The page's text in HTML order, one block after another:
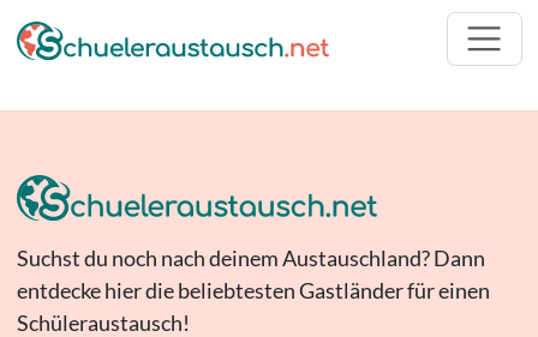
Suchst du noch nach deinem Austauschland? Dann
entdecke hier die beliebtesten Gastländer für einen
Schüleraustausch!